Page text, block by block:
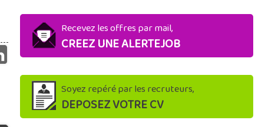
Recevez les offres par mail,
CREEZ UNE ALERTEJOB
Soyez repéré par les recruteurs,
DEPOSEZ VOTRE CV